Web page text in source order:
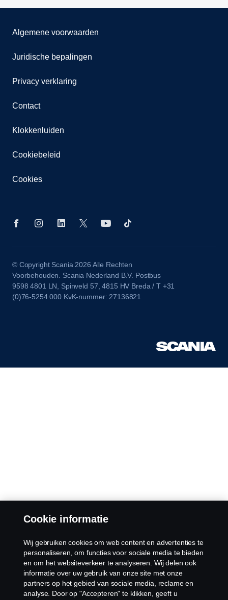
Algemene voorwaarden
Juridische bepalingen
Privacy verklaring
Contact
Klokkenluiden
Cookiebeleid
Cookies
© Copyright Scania 2026 Alle Rechten
Voorbehouden. Scania Nederland B.V. Postbus
9598 4801 LN, Spinveld 57, 4815 HV Breda / T +31
(0)76-5254 000 KvK-nummer: 27136821
Cookie informatie
Wij gebruiken cookies om web content en advertenties te
personaliseren, om functies voor sociale media te bieden
en om het websiteverkeer te analyseren. Wij delen ook
informatie over uw gebruik van onze site met onze
partners op het gebied van sociale media, reclame en
analyse. Door op "Accepteren" te klikken, geeft u